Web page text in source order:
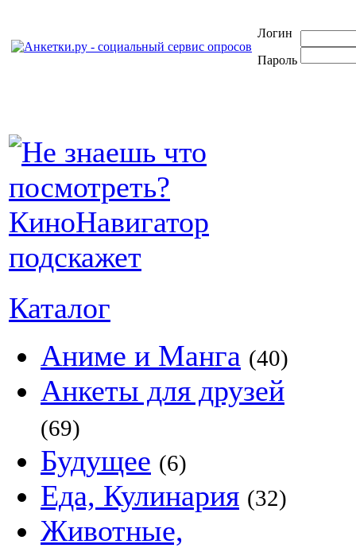
Логин
Пароль
Каталог
Аниме и Манга (40)
Анкеты для друзей
(69)
Будущее (6)
Еда, Кулинария (32)
Животные,